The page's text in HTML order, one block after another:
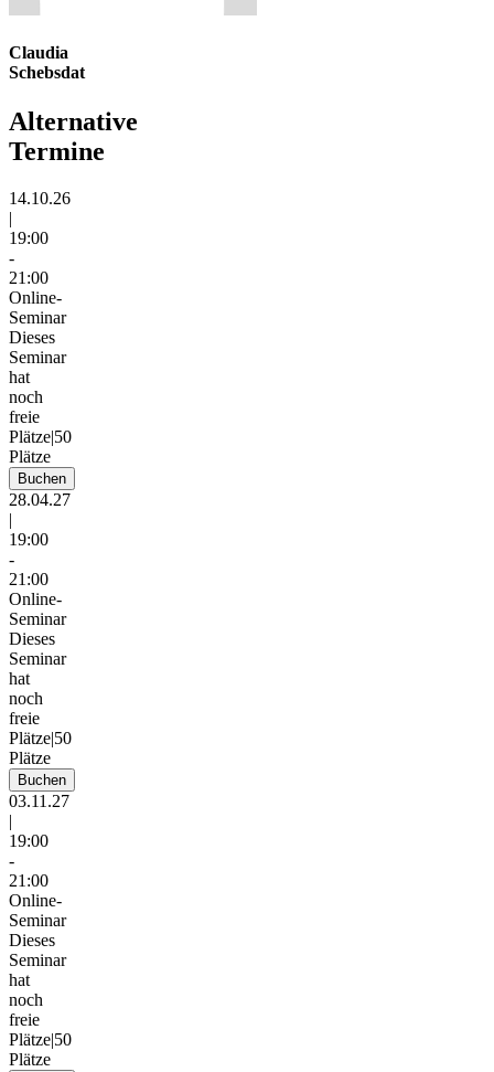
Claudia
Schebsdat
Alternative
Termine
14.10.26
|
19:00
-
21:00
Online-
Seminar
Dieses
Seminar
hat
noch
freie
Plätze|50
Plätze
Buchen
28.04.27
|
19:00
-
21:00
Online-
Seminar
Dieses
Seminar
hat
noch
freie
Plätze|50
Plätze
Buchen
03.11.27
|
19:00
-
21:00
Online-
Seminar
Dieses
Seminar
hat
noch
freie
Plätze|50
Plätze